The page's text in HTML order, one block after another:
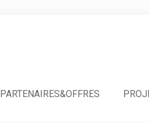
PARTENAIRES&OFFRES